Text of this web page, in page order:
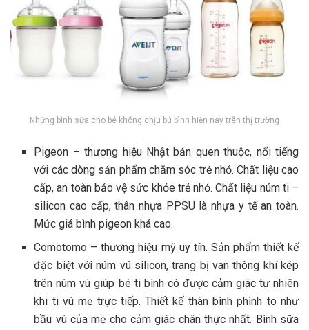
Những bình sữa cho bé không chịu bú bình hiện nay trên thị trường
Pigeon – thương hiệu Nhật bản quen thuộc, nổi tiếng
với các dòng sản phẩm chăm sóc trẻ nhỏ. Chất liệu cao
cấp, an toàn bảo vệ sức khỏe trẻ nhỏ. Chất liệu núm ti –
silicon cao cấp, thân nhựa PPSU là nhựa y tế an toàn.
Mức giá bình pigeon khá cao.
Comotomo – thương hiệu mỹ uy tín. Sản phẩm thiết kế
đặc biệt với núm vú silicon, trang bị van thông khí kép
trên núm vú giúp bé ti bình có được cảm giác tự nhiên
khi ti vú mẹ trực tiếp. Thiết kế thân bình phình to như
bầu vú của mẹ cho cảm giác chân thực nhất. Bình sữa